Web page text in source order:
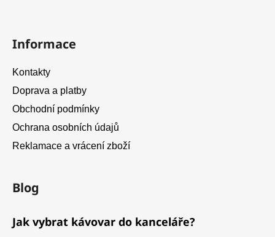
Informace
Kontakty
Doprava a platby
Obchodní podmínky
Ochrana osobních údajů
Reklamace a vrácení zboží
Blog
Jak vybrat kávovar do kanceláře?